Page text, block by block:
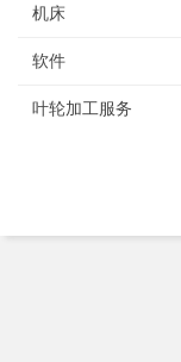
机床
软件
叶轮加工服务